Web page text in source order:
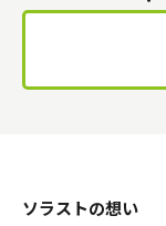
ソラストの想い